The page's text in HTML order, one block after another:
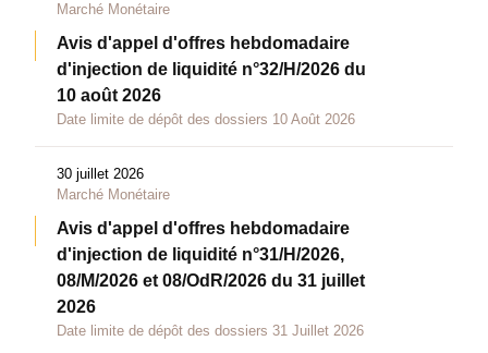
Marché Monétaire
Avis d'appel d'offres hebdomadaire
d'injection de liquidité n°32/H/2026 du
10 août 2026
Date limite de dépôt des dossiers 10 Août 2026
30 juillet 2026
Marché Monétaire
Avis d'appel d'offres hebdomadaire
d'injection de liquidité n°31/H/2026,
08/M/2026 et 08/OdR/2026 du 31 juillet
2026
Date limite de dépôt des dossiers 31 Juillet 2026